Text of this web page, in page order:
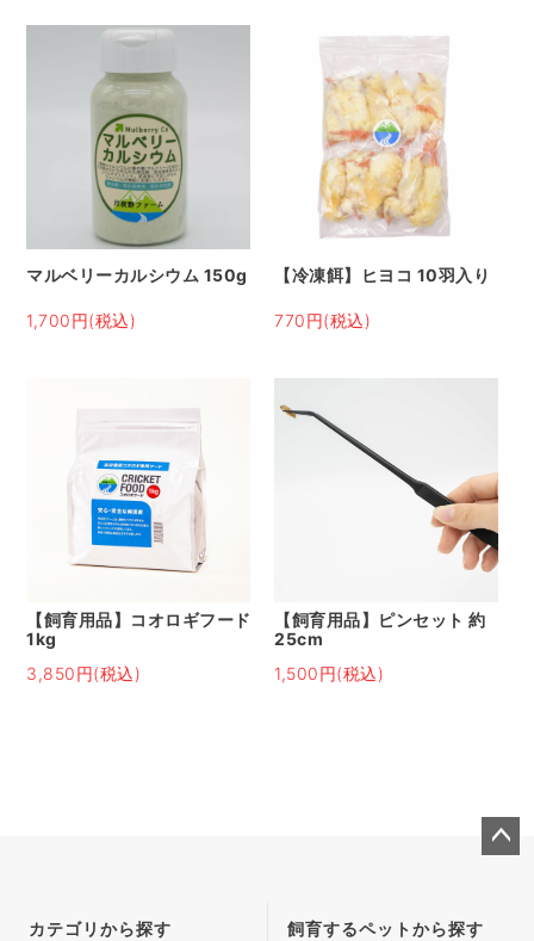
マルベリーカルシウム 150g
1,700円(税込)
【冷凍餌】ヒヨコ 10羽入り
770円(税込)
【飼育用品】コオロギフード
1kg
3,850円(税込)
【飼育用品】ピンセット 約
25cm
1,500円(税込)
カテゴリから探す 飼育するペットから探す